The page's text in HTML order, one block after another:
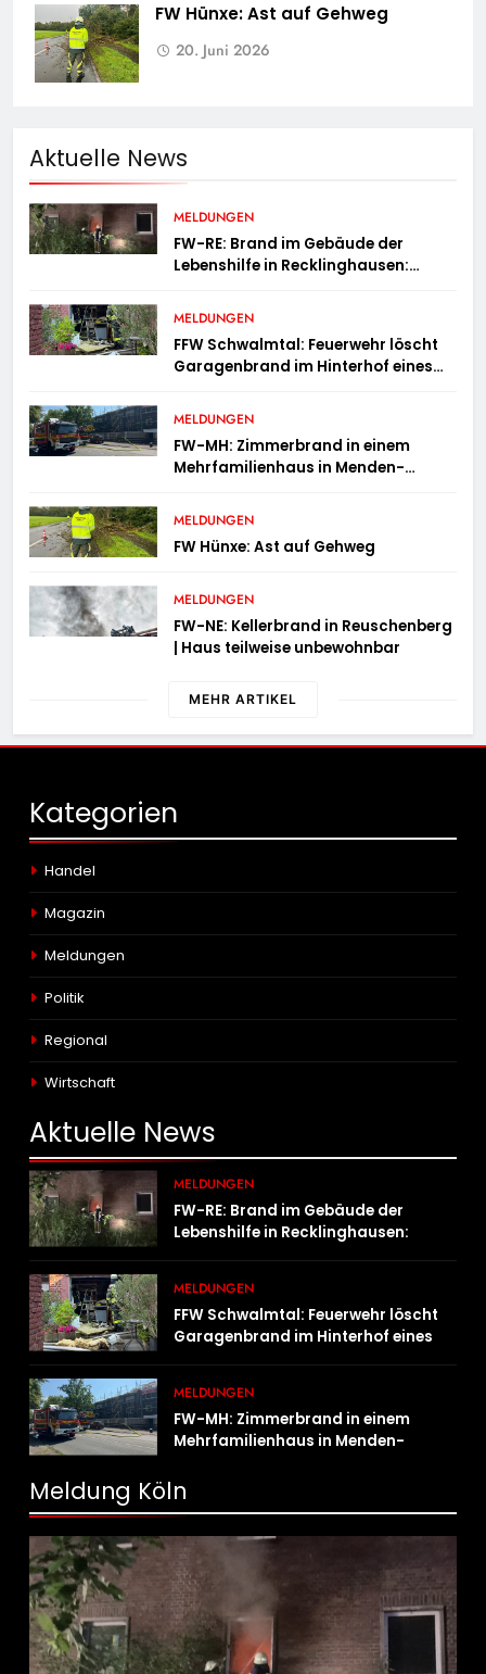
FW Hünxe: Ast auf Gehweg
20. Juni 2026
Aktuelle News
MELDUNGEN
FW-RE: Brand im Gebäude der
Lebenshilfe in Recklinghausen:
MELDUNGEN
FFW Schwalmtal: Feuerwehr löscht
Garagenbrand im Hinterhof eines
MELDUNGEN
FW-MH: Zimmerbrand in einem
Mehrfamilienhaus in Menden-
MELDUNGEN
FW Hünxe: Ast auf Gehweg
MELDUNGEN
FW-NE: Kellerbrand in Reuschenberg
| Haus teilweise unbewohnbar
MEHR ARTIKEL
Kategorien
Handel
Magazin
Meldungen
Politik
Regional
Wirtschaft
Aktuelle News
MELDUNGEN
FW-RE: Brand im Gebäude der
Lebenshilfe in Recklinghausen:
MELDUNGEN
FFW Schwalmtal: Feuerwehr löscht
Garagenbrand im Hinterhof eines
MELDUNGEN
FW-MH: Zimmerbrand in einem
Mehrfamilienhaus in Menden-
Meldung Köln